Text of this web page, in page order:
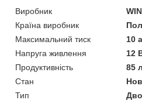
Виробник
Країна виробник
Максимальний тиск
10
Напруга живлення
12
Продуктивність
85
Стан
Тип